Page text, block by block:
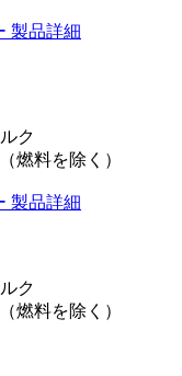
製品詳細
ク
燃料を除く）
製品詳細
ク
燃料を除く）